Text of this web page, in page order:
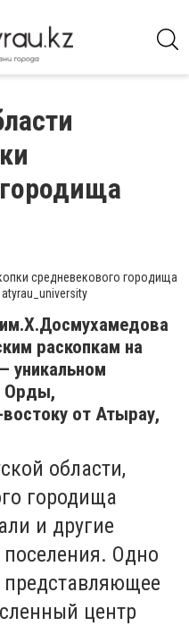
средневекового городища
раскопкам на
уникальном
Орды,
от Атырау,
области,
городища
и другие
Одно
представляющее
центр